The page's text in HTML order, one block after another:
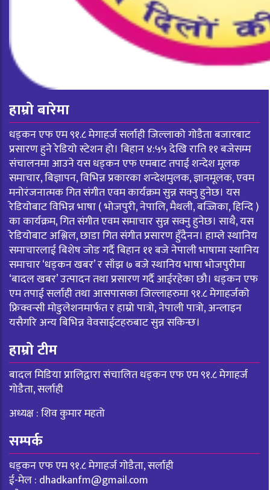
हाम्रो बारेमा
धड्कन एफ एम ९१.८ मेगाहर्ज सर्लाही जिल्लाको गोडैता बजारबाट
प्रसारण हुने रेडियो स्टेशन हो। बिहान ४:५५ देखि राति ११ बजेसम्म
संचालनमा आउने यस धड्कन एफ एमबाट तपाई शन्देश मूलक
समाचार, बिज्ञापन, विभिन्न प्रकारका शन्देशमुलक, ज्ञानमूलक, एवम
मनोरंजनात्मक गित संगीत एवम कार्यक्रम सुन्न सक्नु हुनेछ। यस
रेडियोबाट विभिन्न भाषा ( भोजपुरी, नेपालि, मैथली, बज्जिका, हिन्दि )
का कार्यक्रम, गित संगीत एवम समाचार सुन्न सक्नु हुनेछ। साथै, यस
रेडियोबाट अश्लिल, छाडा गित संगीत प्रसारण हुँदैनन। हाम्ले स्थानिय
समाचारलाई बिशेष जोड गर्दै बिहान ११ बजे नेपाली भाषामा स्थानिय
समाचार ‘धड्कन खबर’ र साँझ ७ बजे स्थानिय भाषा भोजपुरीमा
‘बादल खबर’ उत्पादन तथा प्रसारण गर्दै आईरहेका छौ। धड्कन एफ
एम तपाई सर्लाही तथा आसपासका जिल्लाहरुमा ९१.८ मेगाहर्जको
फ्रिक्वन्सी मोडुलेशनमार्फत र हाम्रो पात्रो, नेपाली पात्रो, अन्लाइन
यसैगरि अन्य बिभिन्न वेवसाईटहरुबाट सुन्न सकिन्छ।
हाम्रो टीम
बादल मिडिया प्रालिद्वारा संचालित धड्कन एफ एम ९१.८ मेगाहर्ज
गोडैता, सर्लाही
अध्यक्ष : शिव कुमार महतो
सम्पर्क
धड्कन एफ एम ९१.८ मेगाहर्ज गोडैता, सर्लाही
ई-मेल : dhadkanfm@gmail.com